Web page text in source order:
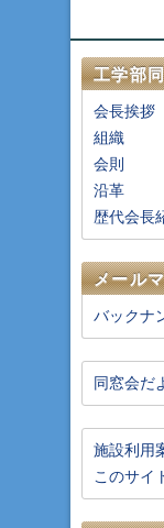
工学部
会長挨拶
組織
会則
沿革
歴代会長
メール
バックナ
同窓会
施設利用
このサイ